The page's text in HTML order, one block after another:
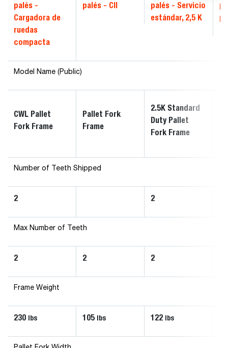
palés -
Cargadora de
ruedas
compacta
palés - CII
palés - Servicio
estándar, 2,5 K
Model Name (Public)
CWL Pallet
Fork Frame
Pallet Fork
Frame
2.5K Standard
Duty Pallet
Fork Frame
Number of Teeth Shipped
2 2
Max Number of Teeth
2 2 2
Frame Weight
230 lbs 105 lbs 122 lbs